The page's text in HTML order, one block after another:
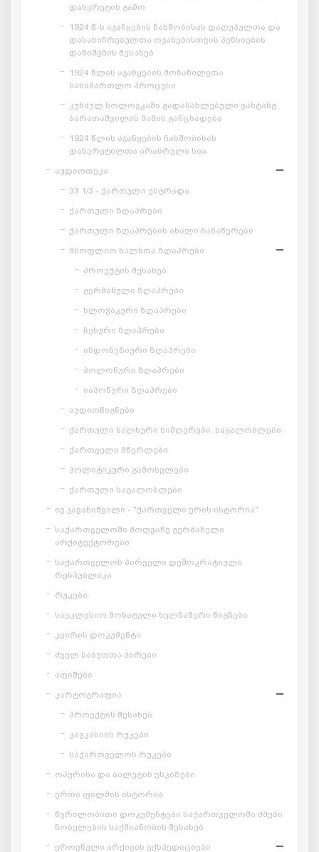
დახვრეტის გამო
1924 წ-ს აჯანყების ჩახშობისას დაღუპულთა და
დასახიჩრებულთა ოჯახებისთვის პენსიების
დანიშვნის შესახებ
1924 წლის აჯანყების მონაწილეთა
სასამართლო პროცესი
კუნძულ სოლოვკაში გადასახლებული ვახტანგ
ბარათაშვილის მამის განცხადება
1924 წლის აჯანყების ჩახშობისას
დახვრეტილთა არასრული სია
აუდიოთეკა
33 1/3 - ქართული ესტრადა
ქართული ზღაპრები
ქართული ზღაპრების ახალი ჩანაწერები
მსოფლიო ხალხთა ზღაპრები
პროექტის შესახებ
გერმანული ზღაპრები
სლოვაკური ზღაპრები
ჩეხური ზღაპრები
ინდონეზიური ზღაპრები
პოლონური ზღაპრები
იაპონური ზღაპრები
აუდიოწიგნები
ქართული ხალხური სიმღერები, საგალობლები
ქართველი მწერლები
პოლიტიკური გამოსვლები
ქართული საგალობლები
ივ.ჯავახიშვილი - "ქართველი ერის ისტორია"
საქართველოში მოღვაწე გერმანელი
არქიტექტორები
საქართველოს პირველი დემოკრატიული
რესპუბლიკა
რუკები
საეკლესიო მოხატული ხელნაწერი წიგნები
კვირის დოკუმენტი
ძველ საბუთთა პირები
აფიშები
კარტოგრაფია
პროექტის შესახებ
კავკასიის რუკები
საქართველოს რუკები
ოპერისა და ბალეტის ესკიზები
ერთი ფილმის ისტორია
წერილობითი დოკუმენტები საქართველოში ძმები
ნობელების საქმიანობის შესახებ
ეროვნული არქივის ექსპედიციები